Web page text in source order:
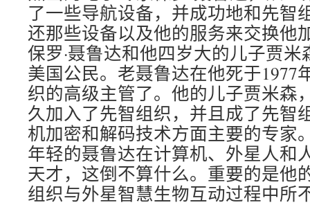
了一些导航设备，并成功地和先智
还那些设备以及他的服务来交换他
保罗·聂鲁达和他四岁大的儿子贾米
美国公民。老聂鲁达在他死于1977
织的高级主管了。他的儿子贾米森
久加入了先智组织，并且成了先智
机加密和解码技术方面主要的专家
年轻的聂鲁达在计算机、外星人和
天才，这倒不算什么。重要的是他
组织与外星智慧生物互动过程中所